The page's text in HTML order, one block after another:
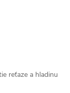
reťaze a hladinu